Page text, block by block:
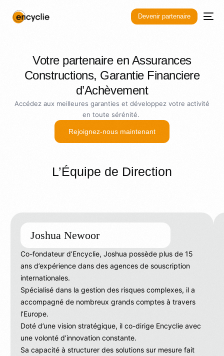
Devenir partenaire
Votre partenaire en Assurances
Constructions, Garantie Financiere
d’Achèvement
Accédez aux meilleures garanties et développez votre activité
en toute sérénité.
Rejoignez-nous maintenant
L’Équipe de Direction
Joshua Newoor
Co-fondateur d’Encyclie, Joshua possède plus de 15
ans d’expérience dans des agences de souscription
internationales.
Spécialisé dans la gestion des risques complexes, il a
accompagné de nombreux grands comptes à travers
l’Europe.
Doté d’une vision stratégique, il co-dirige Encyclie avec
une volonté d’innovation constante.
Sa capacité à structurer des solutions sur mesure fait